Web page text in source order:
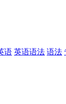
语 英语语法 语法